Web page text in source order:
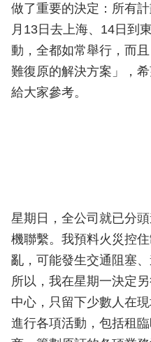
做了重要的決定：所有
月13日去上海、14日到
動，全都如常舉行，而
難復原的解決方案」，
給大家參考。
星期日，全公司就已分
機聯繫。我預料火災控
亂，可能發生交通阻塞
所以，我在星期一決定
中心，只留下少數人在
進行各項活動，包括租